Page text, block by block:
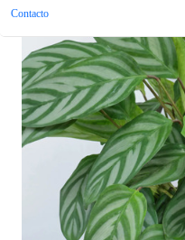
Contacto